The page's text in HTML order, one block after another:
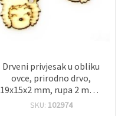
Drveni privjesak u obliku
ovce, prirodno drvo,
19x15x2 mm, rupa 2 mm -
20 komada
SKU: 102974